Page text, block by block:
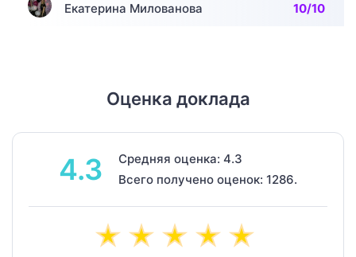
Екатерина Милованова 10/10
Оценка доклада
4.3
Средняя оценка: 4.3
Всего получено оценок: 1286.